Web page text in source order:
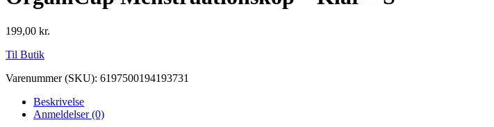
199,00 kr.
Til Butik
Varenummer (SKU): 6197500194193731
Beskrivelse
Anmeldelser (0)